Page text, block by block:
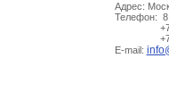
Адрес:
Телефон: 8
E-mail: